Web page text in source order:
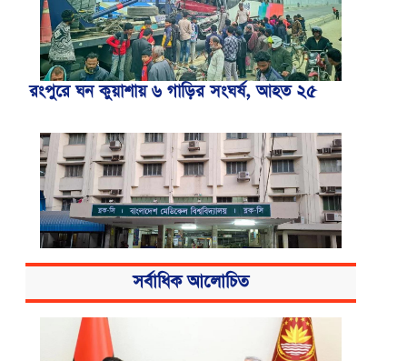
রংপুরে ঘন কুয়াশায় ৬ গাড়ির সংঘর্ষ, আহত ২৫
বিএসএমএমইউয়ের নতুন নাম বাংলাদেশ
মেডিকেল বিশ্ববিদ্যালয়
সর্বাধিক আলোচিত